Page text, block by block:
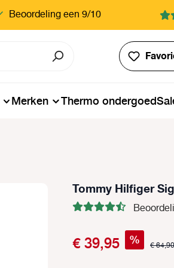
Beoordeling een 9/10
Merken Thermo ondergoed
Tommy Hilfiger
€ 39,95 % € 64,90